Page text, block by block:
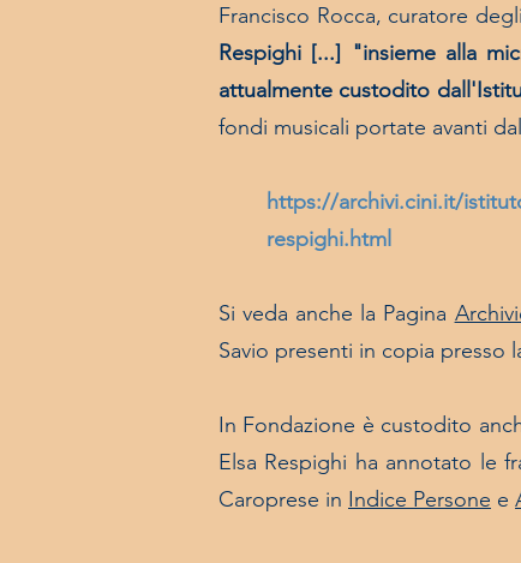
Francisco Rocca, curatore
Respighi [...] "insieme alla
attualmente custodito
fondi musicali portate avanti
https://archivi.cini.it/
respighi.html
Si veda anche la Pagina
Savio presenti in copia presso
In Fondazione è custodito
Elsa Respighi ha annotato le
Caroprese in Indice Persone e